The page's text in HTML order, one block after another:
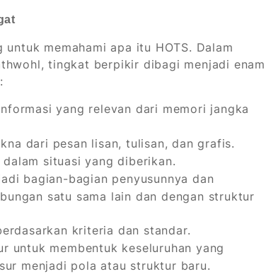
memahami apa itu HOTS. Dalam
tingkat berpikir dibagi menjadi enam
yang relevan dari memori jangka
dari pesan lisan, tulisan, dan grafis.
situasi yang diberikan.
bagian-bagian penyusunnya dan
satu sama lain dan dengan struktur
kriteria dan standar.
untuk membentuk keseluruhan yang
menjadi pola atau struktur baru.